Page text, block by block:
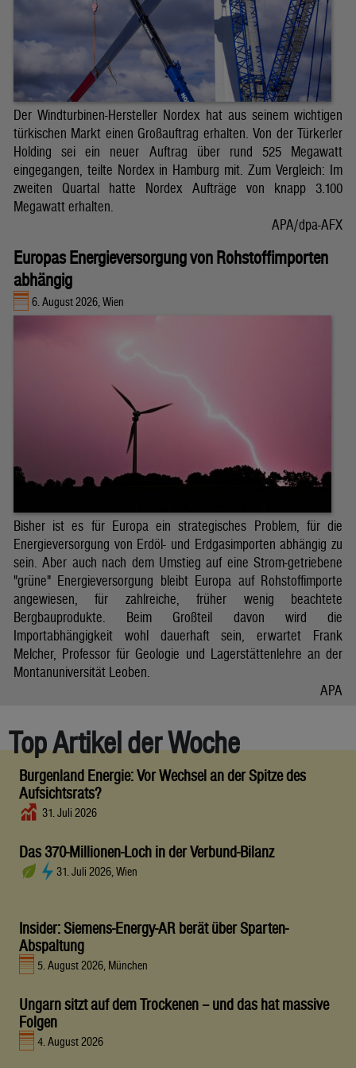
Der Windturbinen-Hersteller Nordex hat aus seinem wichtigen
türkischen Markt einen Großauftrag erhalten. Von der Türkerler
Holding sei ein neuer Auftrag über rund 525 Megawatt
eingegangen, teilte Nordex in Hamburg mit. Zum Vergleich: Im
zweiten Quartal hatte Nordex Aufträge von knapp 3.100
Megawatt erhalten.
APA/dpa-AFX
Europas Energieversorgung von Rohstoffimporten
abhängig
6. August 2026, Wien
Bisher ist es für Europa ein strategisches Problem, für die
Energieversorgung von Erdöl- und Erdgasimporten abhängig zu
sein. Aber auch nach dem Umstieg auf eine Strom-getriebene
"grüne" Energieversorgung bleibt Europa auf Rohstoffimporte
angewiesen, für zahlreiche, früher wenig beachtete
Bergbauprodukte. Beim Großteil davon wird die
Importabhängigkeit wohl dauerhaft sein, erwartet Frank
Melcher, Professor für Geologie und Lagerstättenlehre an der
Montanuniversität Leoben.
APA
Top Artikel der Woche
Burgenland Energie: Vor Wechsel an der Spitze des
Aufsichtsrats?
31. Juli 2026
Das 370-Millionen-Loch in der Verbund-Bilanz
31. Juli 2026, Wien
Insider: Siemens-Energy-AR berät über Sparten-
Abspaltung
5. August 2026, München
Ungarn sitzt auf dem Trockenen – und das hat massive
Folgen
4. August 2026